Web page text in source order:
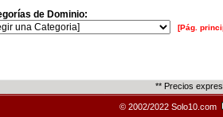
de Dominio:
[Pág.
** Precios
© 2002/2022 Solo10.com